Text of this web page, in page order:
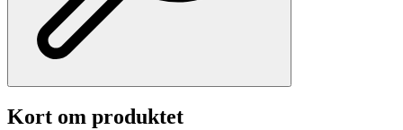
Kort om produktet